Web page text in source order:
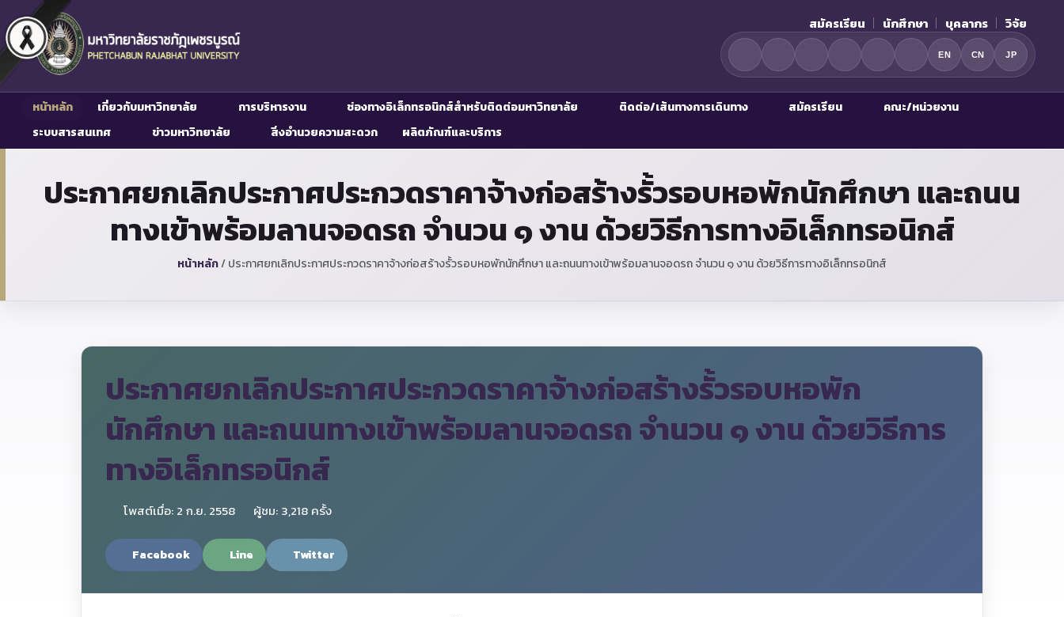
สมัครเรียน นักศึกษา บุคลากร วิจัย
EN CN JP
หน้าหลัก เกี่ยวกับมหาวิทยาลัย การบริหารงาน ช่องทางอิเล็กทรอนิกส์สำหรับติดต่อมหาวิทยาลัย ติดต่อ/เส้นทางการเดินทาง สมัครเรียน
คณะ/หน่วยงาน
ระบบสารสนเทศ
ข่าวมหาวิทยาลัย สิ่งอำนวยความสะดวก ผลิตภัณฑ์และบริการ
ประกาศยกเลิกประกาศประกวดราคาจ้างก่อสร้างรั้วรอบหอพักนักศึกษา และถนน
ทางเข้าพร้อมลานจอดรถ จำนวน ๑ งาน ด้วยวิธีการทางอิเล็กทรอนิกส์
หน้าหลัก/ประกาศยกเลิกประกาศประกวดราคาจ้างก่อสร้างรั้วรอบหอพักนักศึกษา และถนนทางเข้าพร้อมลานจอดรถ จำนวน ๑ งาน ด้วยวิธีการทางอิเล็กทรอนิกส์
ประกาศยกเลิกประกาศประกวดราคาจ้างก่อสร้างรั้วรอบหอพัก
นักศึกษา และถนนทางเข้าพร้อมลานจอดรถ จำนวน ๑ งาน ด้วยวิธีการ
ทางอิเล็กทรอนิกส์
โพสต์เมื่อ: 2 ก.ย. 2558 ผู้ชม: 3,218 ครั้ง
Facebook Line Twitter